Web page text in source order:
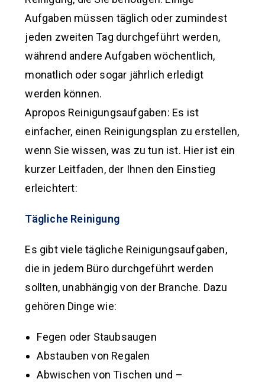
Aufgaben müssen täglich oder zumindest
jeden zweiten Tag durchgeführt werden,
während andere Aufgaben wöchentlich,
monatlich oder sogar jährlich erledigt
werden können.
Apropos Reinigungsaufgaben: Es ist
einfacher, einen Reinigungsplan zu erstellen,
wenn Sie wissen, was zu tun ist. Hier ist ein
kurzer Leitfaden, der Ihnen den Einstieg
erleichtert:
Tägliche Reinigung
Es gibt viele tägliche Reinigungsaufgaben,
die in jedem Büro durchgeführt werden
sollten, unabhängig von der Branche. Dazu
gehören Dinge wie:
Fegen oder Staubsaugen
Abstauben von Regalen
Abwischen von Tischen und –